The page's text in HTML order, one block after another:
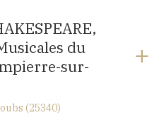
Rançon
du
sur-
(25340)